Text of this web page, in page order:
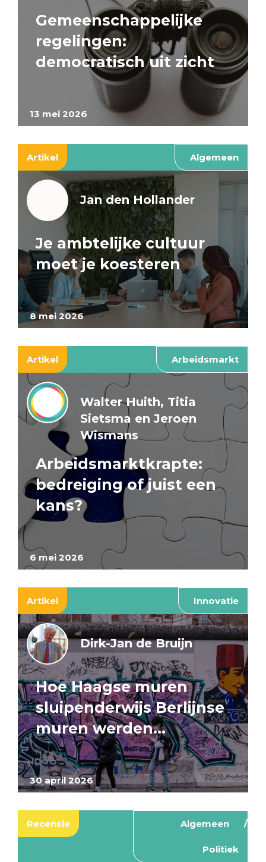
13 mei 2026
Gemeenschappelijke
regelingen:
democratisch uit zicht
Artikel Algemeen
8 mei 2026
Jan den Hollander
Je ambtelijke cultuur
moet je koesteren
Artikel Arbeidsmarkt
6 mei 2026
Walter Huith, Titia
Sietsma en Jeroen
Wismans
Arbeidsmarktkrapte:
bedreiging of juist een
kans?
Artikel Innovatie
30 april 2026
Dirk-Jan de Bruijn
Hoe Haagse muren
sluipenderwijs Berlijnse
muren werden…
Recensie Algemeen
Politiek